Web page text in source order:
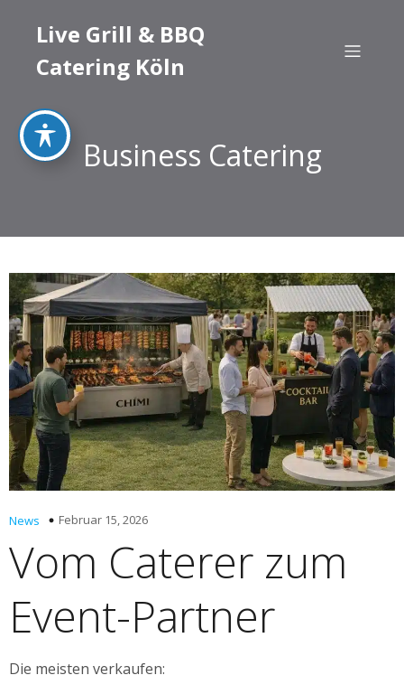
Live Grill & BBQ
Catering Köln
Business Catering
News Februar 15, 2026
Vom Caterer zum
Event-Partner
Die meisten verkaufen: